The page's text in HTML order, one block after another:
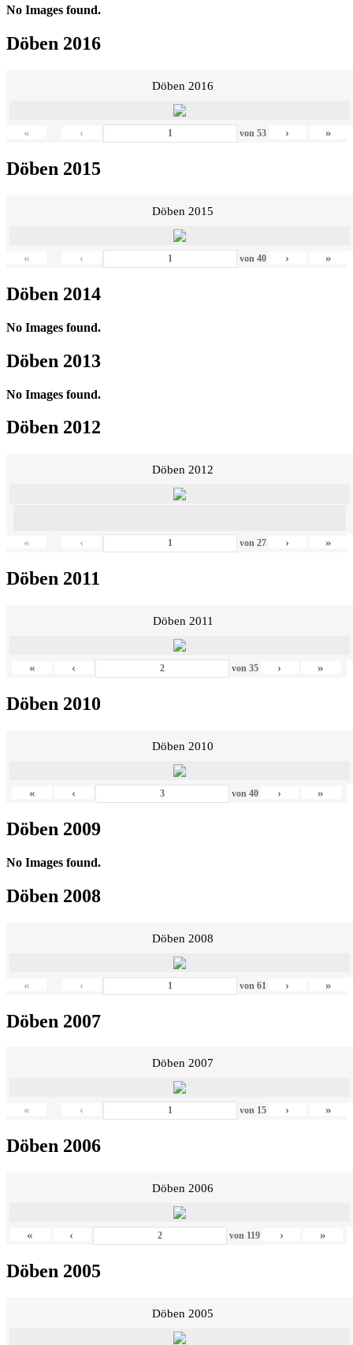
No Images found.
Döben 2016
Döben 2016
« ‹ von 53 › »
Döben 2015
Döben 2015
« ‹ von 40 › »
Döben 2014
No Images found.
Döben 2013
No Images found.
Döben 2012
Döben 2012
« ‹ von 27 › »
Döben 2011
Döben 2011
« ‹ von 35 › »
Döben 2010
Döben 2010
« ‹ von 40 › »
Döben 2009
No Images found.
Döben 2008
Döben 2008
« ‹ von 61 › »
Döben 2007
Döben 2007
« ‹ von 15 › »
Döben 2006
Döben 2006
« ‹ von 119 › »
Döben 2005
Döben 2005